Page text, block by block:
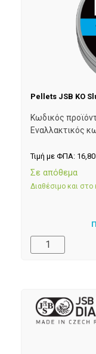
Pellets JSB KO
Κωδικός
Εναλλακτικός
Τιμή με ΦΠΑ: 16,80
Σε απόθεμα
Διαθέσιμο και